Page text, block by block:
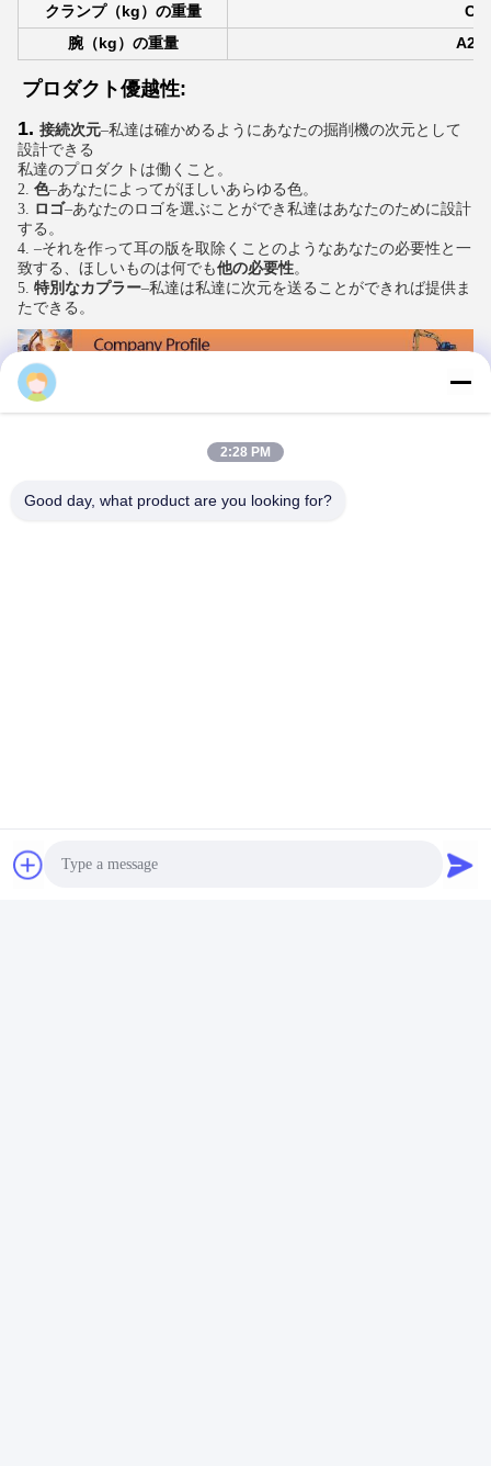
クランプ（kg）の重量
腕（kg）の重量
プロダクト優越性:
1. 接続次元–私達は確かめるようにあなたの掘削機の次元として
設計できる
私達のプロダクトは働くこと。
2. 色–あなたによってがほしいあらゆる色。
3.
ロゴ–あなたのロゴを選ぶことができ私達はあなたのために設計
する。
4. –それを作って耳の版を取除くことのようなあなたの必要性と一
致する、ほしいものは何でも他の必要性。
5. 特別なカプラー–私達は私達に次元を送ることができれば提供ま
たできる。
2:28 PM
Good day, what product are you looking for?